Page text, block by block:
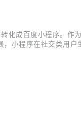
化成百度小程序。作
小程序在社交类用户